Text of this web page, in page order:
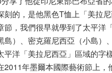
刻的，是他黑色T恤上「美拉
節，我們很早就學到了太平洋
島）、密克羅尼西亞（小島）
平洋「美拉尼西亞」區域的字
2011年墨爾本國際藝術節上，